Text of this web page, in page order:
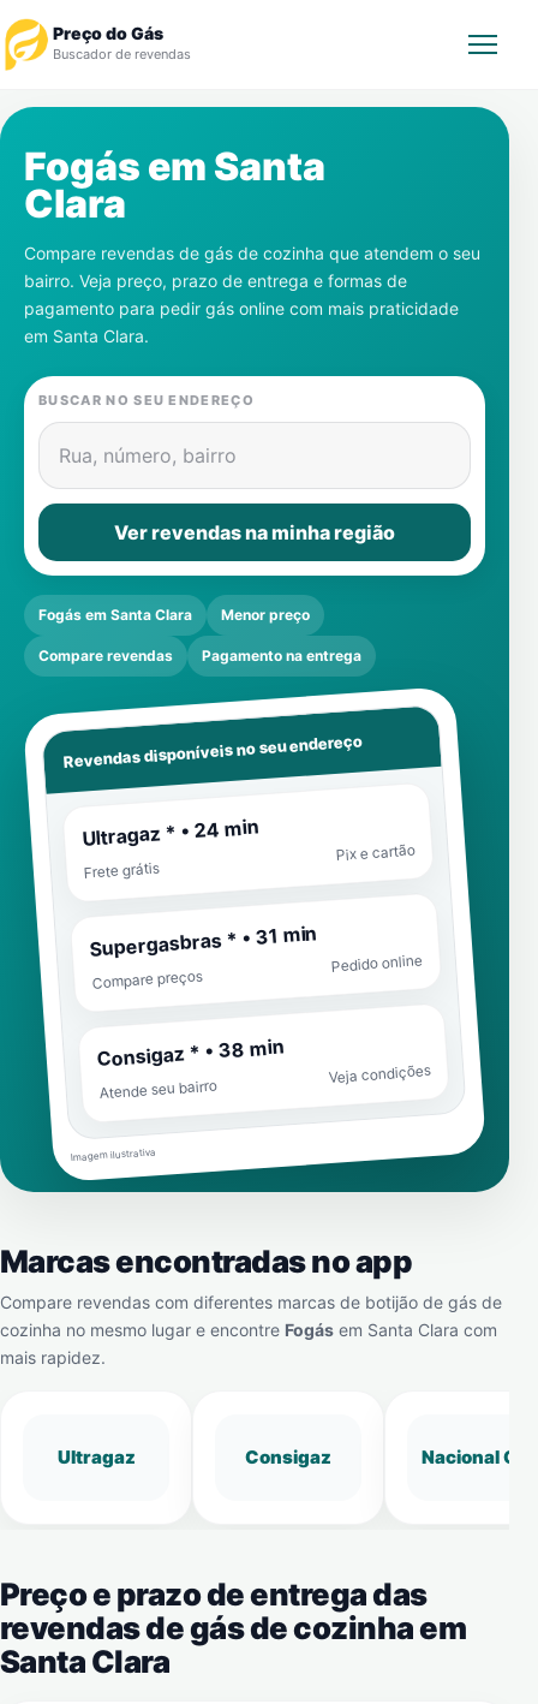
Preço do Gás
Buscador de revendas
Revendedor
Notícias
Cadastre-se
Gás
Contatos
Fogás em Santa
Clara
Compare revendas de gás de cozinha que atendem o seu
bairro. Veja preço, prazo de entrega e formas de
pagamento para pedir gás online com mais praticidade
em Santa Clara.
BUSCAR NO SEU ENDEREÇO
Rua, número, bairro
Ver revendas na minha região
Fogás em Santa Clara Menor preço
Compare revendas Pagamento na entrega
Revendas disponíveis no seu endereço
Ultragaz * • 24 min
Frete grátis
Pix e cartão
Supergasbras * • 31 min
Compare preços
Pedido online
Consigaz * • 38 min
Atende seu bairro
Veja condições
Imagem ilustrativa
Marcas encontradas no app
Compare revendas com diferentes marcas de botijão de gás de
cozinha no mesmo lugar e encontre Fogás em Santa Clara com
mais rapidez.
Ultragaz Consigaz Nacional Gás
Preço e prazo de entrega das
revendas de gás de cozinha em
Santa Clara